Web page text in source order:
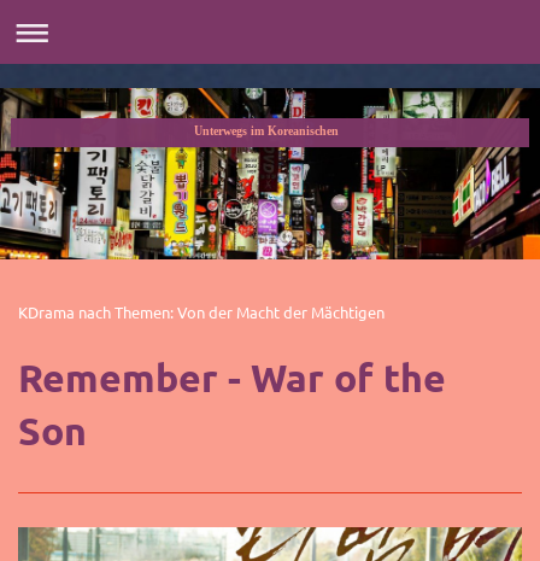
Unterwegs im Koreanischen
KDrama nach Themen: Von der Macht der Mächtigen
Remember - War of the
Son